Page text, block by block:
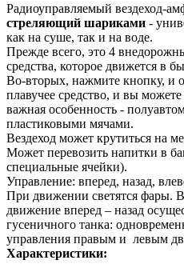
Радиоуправляемый вездеход-
стреляющий шариками -
как на суше, так и на воде.
Прежде всего, это 4
средства, которое движется в
Во-вторых, нажмите кнопку, и
плавучее средство, и вы
важная особенность -
пластиковыми мячами.
Вездеход может крутиться на
Может перевозить напитки в
специальные ячейки).
Управление: вперед, назад,
При движении светятся фары.
движение вперед – назад
гусеничного танка:
управления правым и левым
Характеристики: